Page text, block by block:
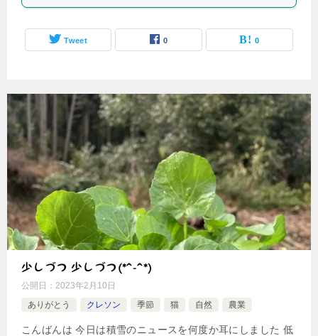
Tweet 0 0
少しづつ 少しづつ(*^-^*)
公開日： 2023年2月10日
ありがとう
クレソン 季節 猫 自然 農業
こんばんは 今日は積雪のニュースを何度か耳にしました 低